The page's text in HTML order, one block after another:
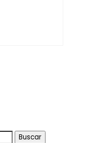
Buscar